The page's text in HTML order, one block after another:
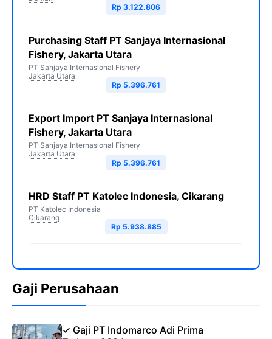
Rp 3.122.806
Purchasing Staff PT Sanjaya Internasional
Fishery, Jakarta Utara
PT Sanjaya Internasional Fishery
Jakarta Utara
Rp 5.396.761
Export Import PT Sanjaya Internasional
Fishery, Jakarta Utara
PT Sanjaya Internasional Fishery
Jakarta Utara
Rp 5.396.761
HRD Staff PT Katolec Indonesia, Cikarang
PT Katolec Indonesia
Cikarang
Rp 5.938.885
Gaji Perusahaan
✓ Gaji PT Indomarco Adi Prima